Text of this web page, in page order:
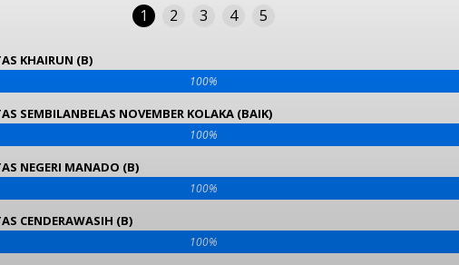
1 2 3 4 5
KHAIRUN (B)
100%
SEMBILANBELAS NOVEMBER KOLAKA (BAIK)
100%
NEGERI MANADO (B)
100%
CENDERAWASIH (B)
100%